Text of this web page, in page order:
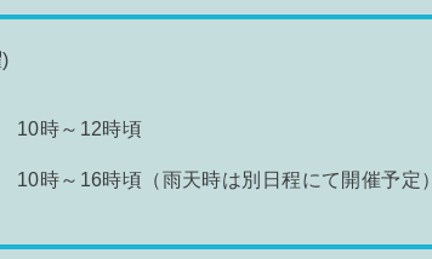
時～12時頃
時～16時頃（雨天時は別日程にて開催予定）